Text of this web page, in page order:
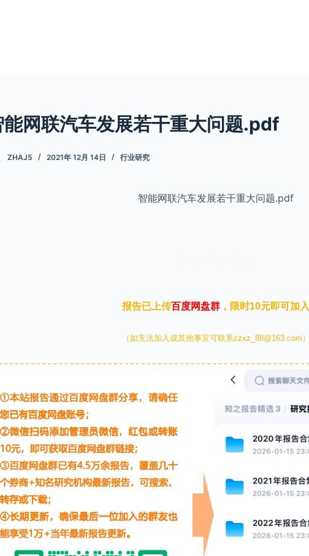
能网联汽车发展若干重大问题.pdf
ZHAJ5 2021年 12月 14日 行业研究
智能网联汽车发展若干重大问题.pdf
报告已上传百度网盘群 ，限时10元即可加入
（如无法加入或其他事宜可联系zzxz_88@163.com）